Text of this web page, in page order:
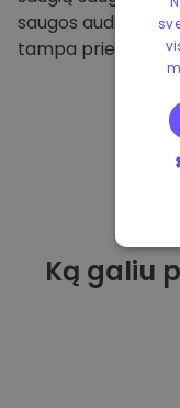
saugos auditus.
tampa
Ką galiu